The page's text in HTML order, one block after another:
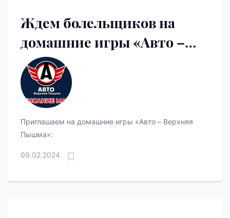
Ждем болельщиков на
домашние игры «Авто –
Верхняя Пышма»
Приглашаем на домашние игры «Авто – Верхняя
Пышма»:
09.02.2024